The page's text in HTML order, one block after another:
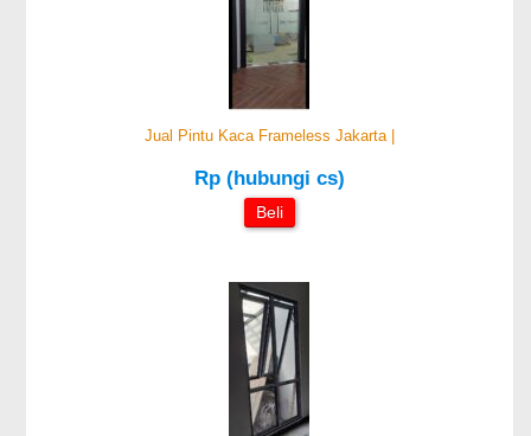
Jual Pintu Kaca Frameless Jakarta |
Rp (hubungi cs)
Beli